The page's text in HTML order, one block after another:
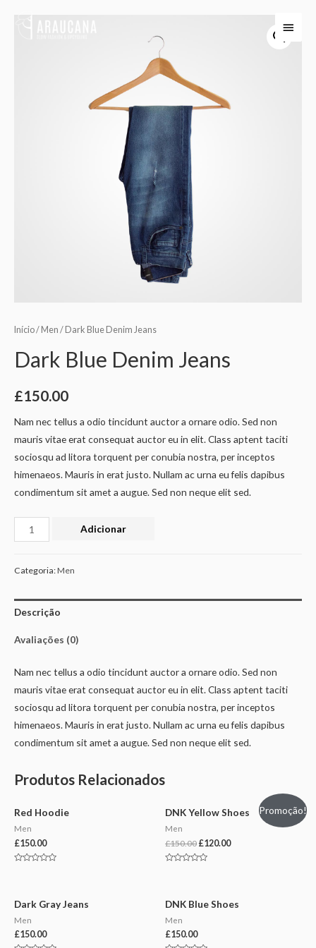
Início/ Men / Dark Blue Denim Jeans
Dark Blue Denim Jeans
£150.00
Nam nec tellus a odio tincidunt auctor a ornare odio. Sed non
mauris vitae erat consequat auctor eu in elit. Class aptent taciti
sociosqu ad litora torquent per conubia nostra, per inceptos
himenaeos. Mauris in erat justo. Nullam ac urna eu felis dapibus
condimentum sit amet a augue. Sed non neque elit sed.
Adicionar
Categoria:Men
Descrição
Avaliações (0)
Nam nec tellus a odio tincidunt auctor a ornare odio. Sed non
mauris vitae erat consequat auctor eu in elit. Class aptent taciti
sociosqu ad litora torquent per conubia nostra, per inceptos
himenaeos. Mauris in erat justo. Nullam ac urna eu felis dapibus
condimentum sit amet a augue. Sed non neque elit sed.
Produtos Relacionados
Red Hoodie
Men
£150.00
Promoção!
DNK Yellow Shoes
Men
£150.00 £120.00
Dark Gray Jeans
Men
£150.00
DNK Blue Shoes
Men
£150.00